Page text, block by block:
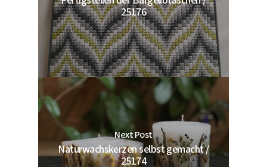
25176
Next Post
Naturwachskerzen selbst gemacht /
25174